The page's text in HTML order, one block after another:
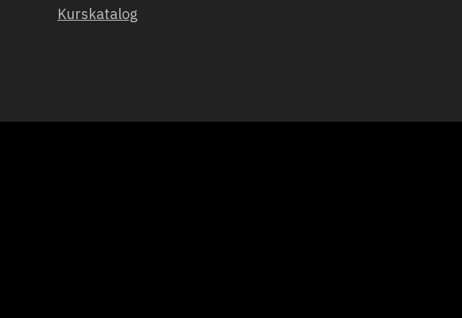
Kurskatalog